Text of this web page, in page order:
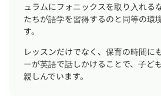
ュラムにフォニックスを取り入れる
たちが語学を習得するのと同等の環
す。
レッスンだけでなく、保育の時間に
ーが英語で話しかけることで、子ど
親しんでいます。